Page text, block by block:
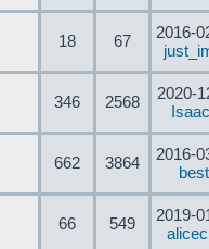
18 67
2016-
346 2568
2020-
662 3864
2016-
66 549
2019-